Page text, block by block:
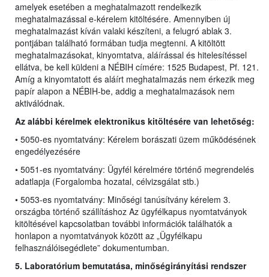
amelyek esetében a meghatalmazott rendelkezik
meghatalmazással e-kérelem kitöltésére. Amennyiben új
meghatalmazást kíván valaki készíteni, a felugró ablak 3.
pontjában található formában tudja megtenni. A kitöltött
meghatalmazásokat, kinyomtatva, aláírással és hitelesítéssel
ellátva, be kell küldeni a NÉBIH címére: 1525 Budapest, Pf. 121.
Amíg a kinyomtatott és aláírt meghatalmazás nem érkezik meg
papír alapon a NÉBIH-be, addig a meghatalmazások nem
aktiválódnak.
Az alábbi kérelmek elektronikus kitöltésére van lehetőség:
• 5050-es nyomtatvány: Kérelem borászati üzem működésének
engedélyezésére
• 5051-es nyomtatvány: Ügyfél kérelmére történő megrendelés
adatlapja (Forgalomba hozatal, célvizsgálat stb.)
• 5053-es nyomtatvány: Minőségi tanúsítvány kérelem 3.
országba történő szállításhoz Az ügyfélkapus nyomtatványok
kitöltésével kapcsolatban további információk találhatók a
honlapon a nyomtatványok között az „Ügyfélkapu
felhasználóisegédlete” dokumentumban.
5. Laboratórium bemutatása, minőségirányítási rendszer